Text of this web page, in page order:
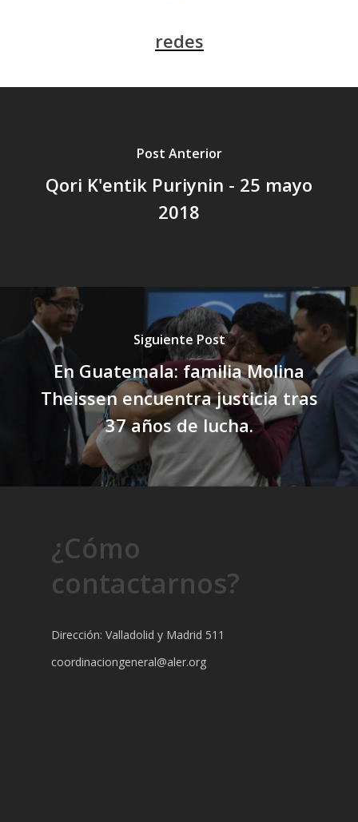
redes
Post Anterior
Qori K'entik Puriynin - 25 mayo
2018
Siguiente Post
En Guatemala: familia Molina
Theissen encuentra justicia tras
37 años de lucha.
¿Cómo
contactarnos?
Dirección: Valladolid y Madrid 511
coordinaciongeneral@aler.org